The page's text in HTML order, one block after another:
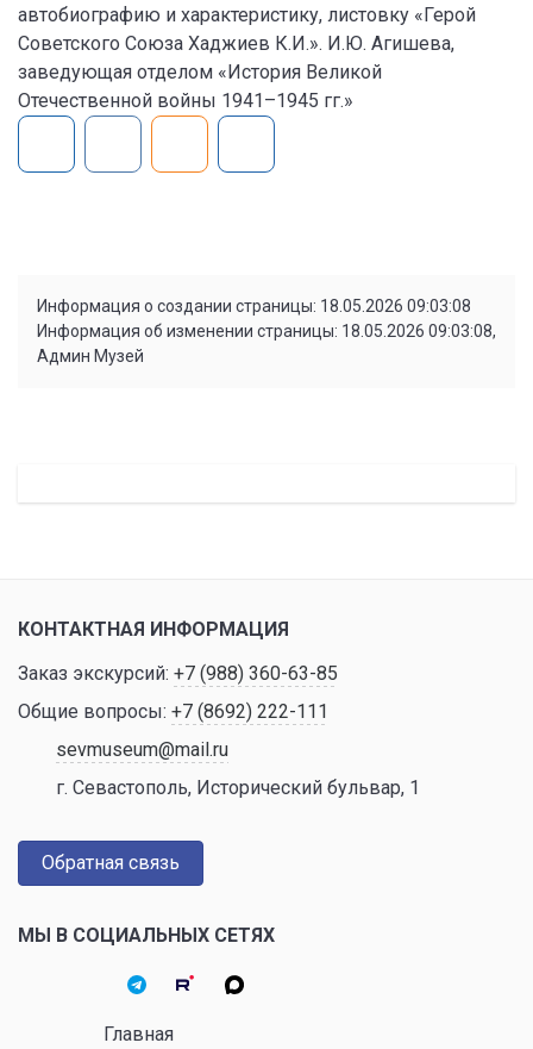
автобиографию и характеристику, листовку «Герой
Советского Союза Хаджиев К.И.». И.Ю. Агишева,
заведующая отделом «История Великой
Отечественной войны 1941–1945 гг.»
Информация о создании страницы: 18.05.2026 09:03:08
Информация об изменении страницы: 18.05.2026 09:03:08,
Админ Музей
КОНТАКТНАЯ ИНФОРМАЦИЯ
Заказ экскурсий: +7 (988) 360-63-85
Общие вопросы: +7 (8692) 222-111
sevmuseum@mail.ru
г. Севастополь, Исторический бульвар, 1
Обратная связь
МЫ В СОЦИАЛЬНЫХ СЕТЯХ
Главная